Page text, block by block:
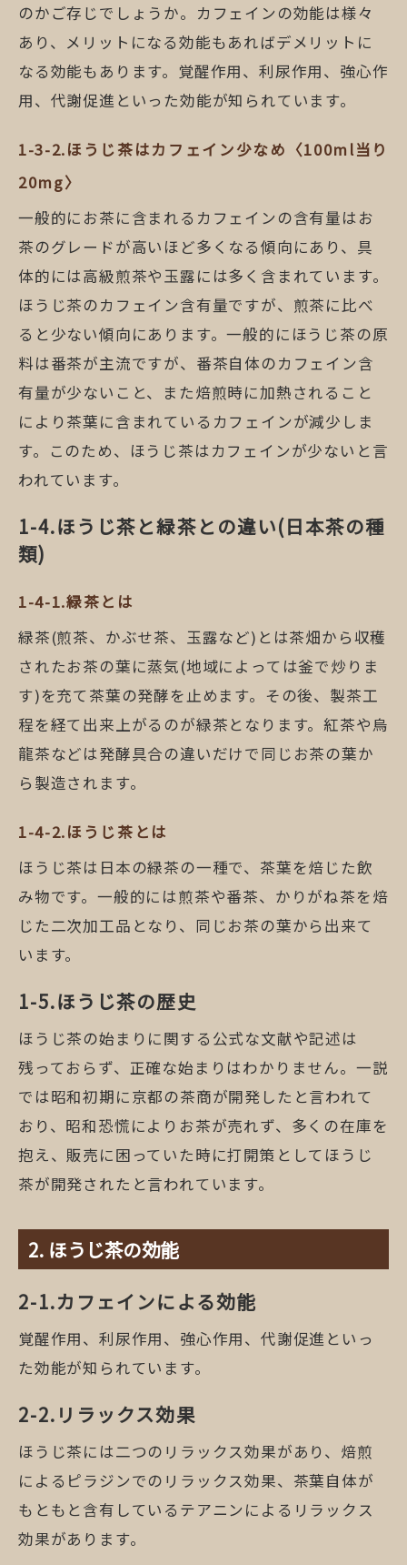
のかご存じでしょうか。カフェインの効能は様々
あり、メリットになる効能もあればデメリットに
なる効能もあります。覚醒作用、利尿作用、強心作
用、代謝促進といった効能が知られています。
ほうじ茶はカフェイン少なめ〈100ml当り
20mg〉
一般的にお茶に含まれるカフェインの含有量はお
茶のグレードが高いほど多くなる傾向にあり、具
体的には高級煎茶や玉露には多く含まれています。
ほうじ茶のカフェイン含有量ですが、煎茶に比べ
ると少ない傾向にあります。一般的にほうじ茶の原
料は番茶が主流ですが、番茶自体のカフェイン含
有量が少ないこと、また焙煎時に加熱されること
により茶葉に含まれているカフェインが減少しま
す。このため、ほうじ茶はカフェインが少ないと言
われています。
ほうじ茶と緑茶との違い(日本茶の種
類)
緑茶とは
緑茶(煎茶、かぶせ茶、玉露など)とは茶畑から収穫
されたお茶の葉に蒸気(地域によっては釜で炒りま
す)を充て茶葉の発酵を止めます。その後、製茶工
程を経て出来上がるのが緑茶となります。紅茶や烏
龍茶などは発酵具合の違いだけで同じお茶の葉か
ら製造されます。
ほうじ茶とは
ほうじ茶は日本の緑茶の一種で、茶葉を焙じた飲
み物です。一般的には煎茶や番茶、かりがね茶を焙
じた二次加工品となり、同じお茶の葉から出来て
います。
ほうじ茶の歴史
ほうじ茶の始まりに関する公式な文献や記述は
残っておらず、正確な始まりはわかりません。一説
では昭和初期に京都の茶商が開発したと言われて
おり、昭和恐慌によりお茶が売れず、多くの在庫を
抱え、販売に困っていた時に打開策としてほうじ
茶が開発されたと言われています。
ほうじ茶の効能
カフェインによる効能
覚醒作用、利尿作用、強心作用、代謝促進といっ
た効能が知られています。
リラックス効果
ほうじ茶には二つのリラックス効果があり、焙煎
によるピラジンでのリラックス効果、茶葉自体が
もともと含有しているテアニンによるリラックス
効果があります。